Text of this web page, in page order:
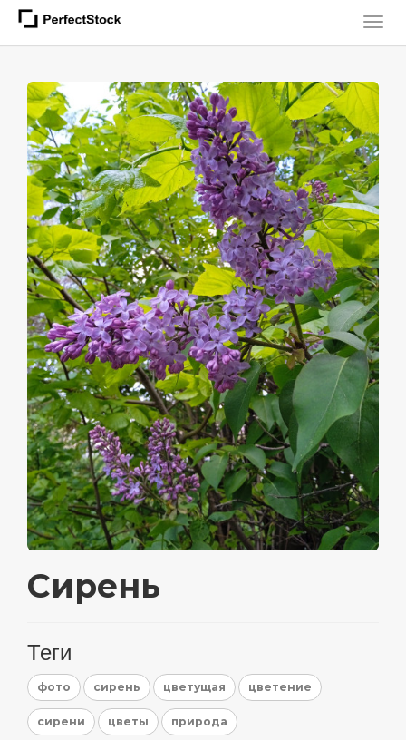
Сирень
Теги
фото сирень цветущая цветение
сирени цветы природа